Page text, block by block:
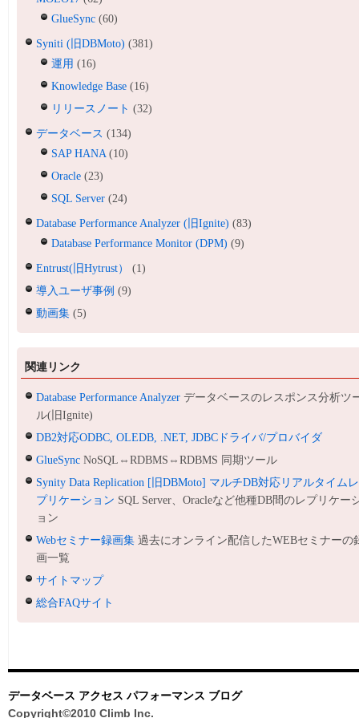
GlueSync (60)
Syniti (旧DBMoto) (381)
運用 (16)
Knowledge Base (16)
リリースノート (32)
データベース (134)
SAP HANA(10)
Oracle (23)
SQL Server (24)
Database Performance Analyzer (旧Ignite) (83)
Database Performance Monitor (DPM) (9)
Entrust(旧Hytrust）
(1)
導入ユーザ事例 (9)
動画集 (5)
関連リンク
Database Performance Analyzer データベースのレスポンス分析ツ
ル(旧Ignite)
DB2対応ODBC, OLEDB, .NET, JDBCドライバ/プロバイダ
GlueSync NoSQL⇔RDBMS⇔RDBMS 同期ツール
Synity Data Replication [旧DBMoto] マルチDB対応リアルタイムレ
プリケーション SQL Server、Oracleなど他種DB間のレプリケー
ョン
Webセミナー録画集 過去にオンライン配信したWEBセミナーの
画一覧
サイトマップ
総合FAQサイト
データベース アクセス パフォーマンス ブログ
Copyright©2010 Climb Inc.